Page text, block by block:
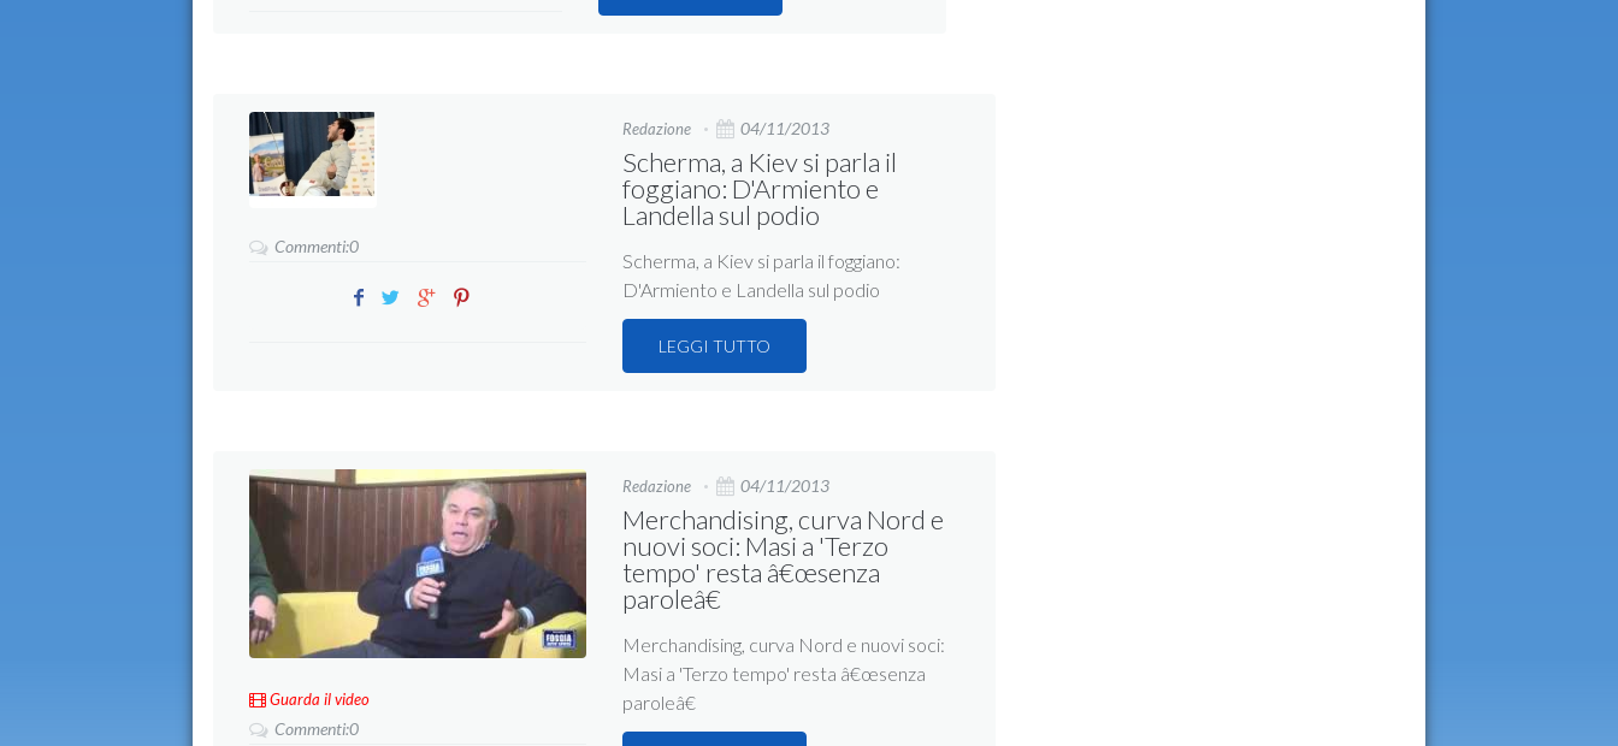
Commenti:0
Redazione 04/11/2013
Scherma, a Kiev si parla il
foggiano: D'Armiento e
Landella sul podio
Scherma, a Kiev si parla il foggiano:
D'Armiento e Landella sul podio
LEGGI TUTTO
Guarda il video
Commenti:0
Redazione 04/11/2013
Merchandising, curva Nord e
nuovi soci: Masi a 'Terzo
tempo' resta â€œsenza
paroleâ€
Merchandising, curva Nord e nuovi soci:
Masi a 'Terzo tempo' resta â€œsenza
paroleâ€